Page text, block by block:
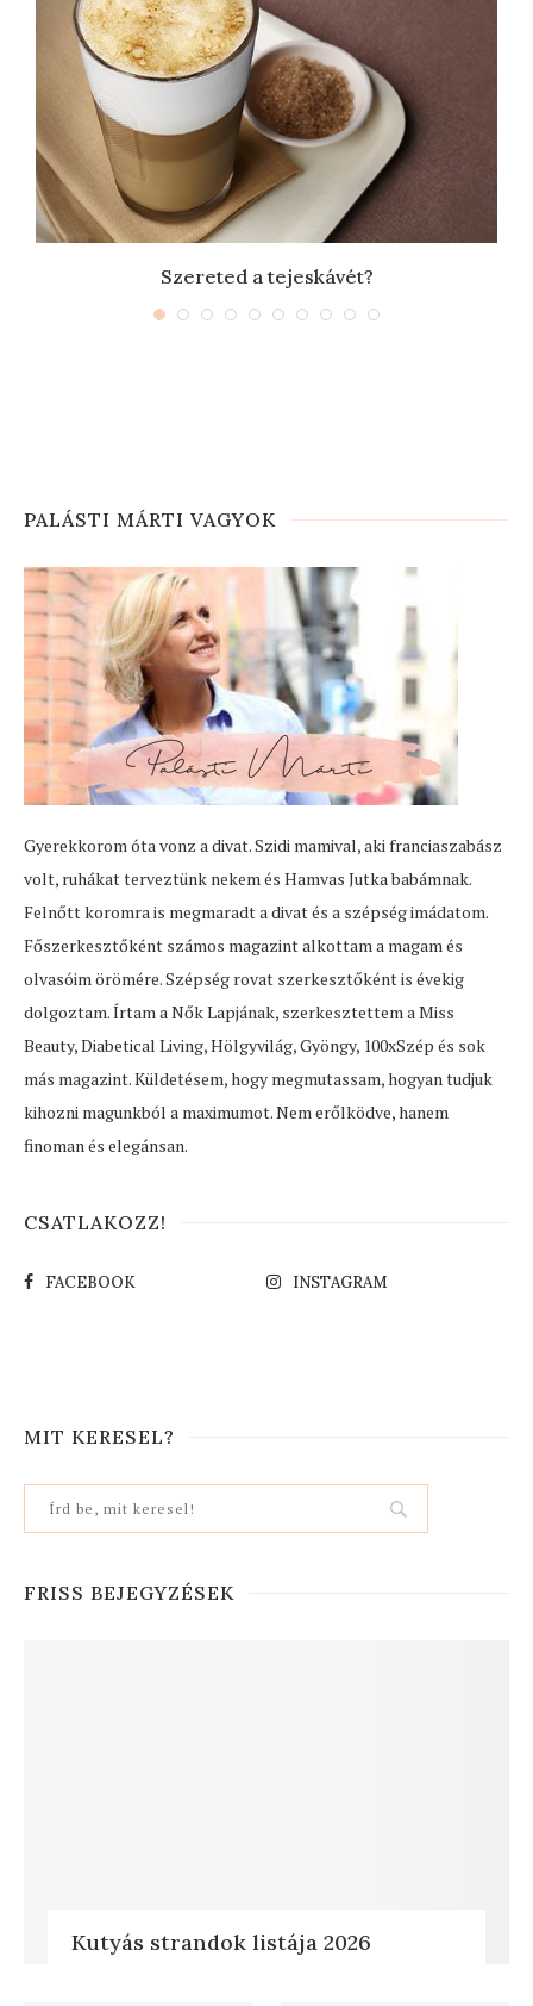
Szereted a tejeskávét?
PALÁSTI MÁRTI VAGYOK
Gyerekkorom óta vonz a divat. Szidi mamival, aki franciaszabász
volt, ruhákat terveztünk nekem és Hamvas Jutka babámnak.
Felnőtt koromra is megmaradt a divat és a szépség imádatom.
Főszerkesztőként számos magazint alkottam a magam és
olvasóim örömére. Szépség rovat szerkesztőként is évekig
dolgoztam. Írtam a Nők Lapjának, szerkesztettem a Miss
Beauty, Diabetical Living, Hölgyvilág, Gyöngy, 100xSzép és sok
más magazint. Küldetésem, hogy megmutassam, hogyan tudjuk
kihozni magunkból a maximumot. Nem erőlködve, hanem
finoman és elegánsan.
CSATLAKOZZ!
FACEBOOK INSTAGRAM
MIT KERESEL?
FRISS BEJEGYZÉSEK
Kutyás strandok listája 2026